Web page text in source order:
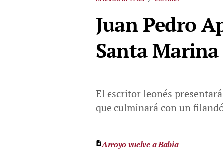
Juan Pedro
Santa
El escritor leonés
que culminará con un
Arroyo vuelve a Babia